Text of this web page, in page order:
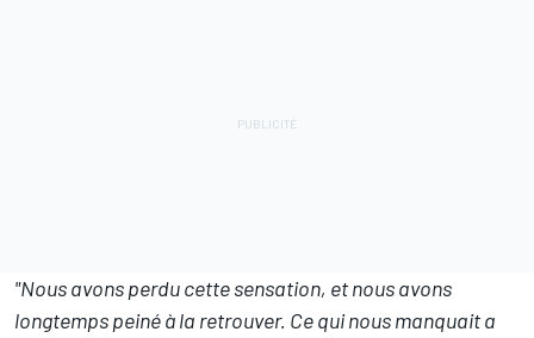
"Nous avons perdu cette sensation, et nous avons
longtemps peiné à la retrouver. Ce qui nous manquait a